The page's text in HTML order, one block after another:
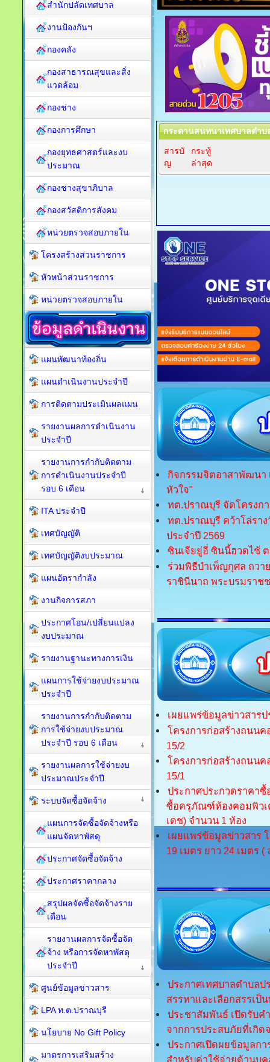
กระดานสนทนาเทศบาลตำ
สารบั
ญ
กระทู้
ล่าสุด
กิจกรรมจิตอาสาพัฒนา
หัวใจ"
ทต.ปราณบุรี จัดโครงกา
ทต.ปราณบุรี คว้าโล่รา
ประจำปี 2569
ซินเจียยู่อี่ ซินนี้ฮวดไช้
ร่วมพิธีบำเพ็ญกุศล ถวา
ราชินีนาถ พระบรมราช
เผยแพร่ข้อมูลข่าวสาร
โครงการก่อสร้างถนน
15/2
โครงการก่อสร้างถนน
15/1
ประกาศประกวดราคาซื้
ซื้อครุภัณฑ์ห้องคอมพิวเ
เดช) จำนวน 1 ห้อง
เผยแพร่ข้อมูลข่าวสาร
19 เมตร ยาว 24 เมตร
ประกาศเทศบาลตำบลป
สรรหาและเลือกสรรเป็
ประชาสัมพันธ์ เปิดรับค
จากการประสบภัยที่เกิด
ประกาศเปิดผยข้อมูลก
สำหรับค่าใช้จ่ายด้านบุค
สำนักปลัดเทศบาล
งานป้องกันฯ
กองคลัง
กองสาธารณสุขและสิ่ง
แวดล้อม
กองช่าง
กองการศึกษา
กองยุทธศาสตร์และงบ
ประมาณ
กองช่างสุขาภิบาล
กองสวัสดิการสังคม
หน่วยตรวจสอบภายใน
โครงสร้างส่วนราชการ
หัวหน้าส่วนราชการ
หน่วยตรวจสอบภายใน
แผนพัฒนาท้องถิ่น
แผนดำเนินงานประจำปี
การติดตามประเมินผลแผน
รายงานผลการดำเนินงาน
ประจำปี
รายงานการกำกับติดตาม
การดำเนินงานประจำปี
รอบ 6 เดือน
ITA ประจำปี
เทศบัญญัติ
เทศบัญญัติงบประมาณ
แผนอัตรากำลัง
งานกิจการสภา
ประกาศโอน/เปลี่ยนแปลง
งบประมาณ
รายงานฐานะทางการเงิน
แผนการใช้จ่ายงบประมาณ
ประจำปี
รายงานการกำกับติดตาม
การใช้จ่ายงบประมาณ
ประจำปี รอบ 6 เดือน
รายงานผลการใช้จ่ายงบ
ประมาณประจำปี
ระบบจัดซื้อจัดจ้าง
แผนการจัดซื้อจัดจ้างหรือ
แผนจัดหาพัสดุ
ประกาศจัดซื้อจัดจ้าง
ประกาศราคากลาง
สรุปผลจัดซื้อจัดจ้างราย
เดือน
รายงานผลการจัดซื้อจัด
จ้าง หรือการจัดหาพัสดุ
ประจำปี
ศูนย์ข้อมูลข่าวสาร
LPA ท.ต.ปราณบุรี
นโยบาย No Gift Policy
มาตรการเสริมสร้าง